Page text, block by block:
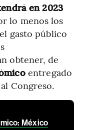
en 2023
lo menos los
gasto público
obtener, de
entregado
Congreso.
México